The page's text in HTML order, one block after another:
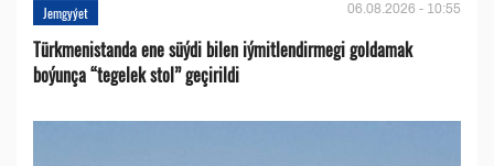
Jemgyýet 06.08.2026 - 10:55
Türkmenistanda ene süýdi bilen iýmitlendirmegi goldamak
boýunça “tegelek stol” geçirildi